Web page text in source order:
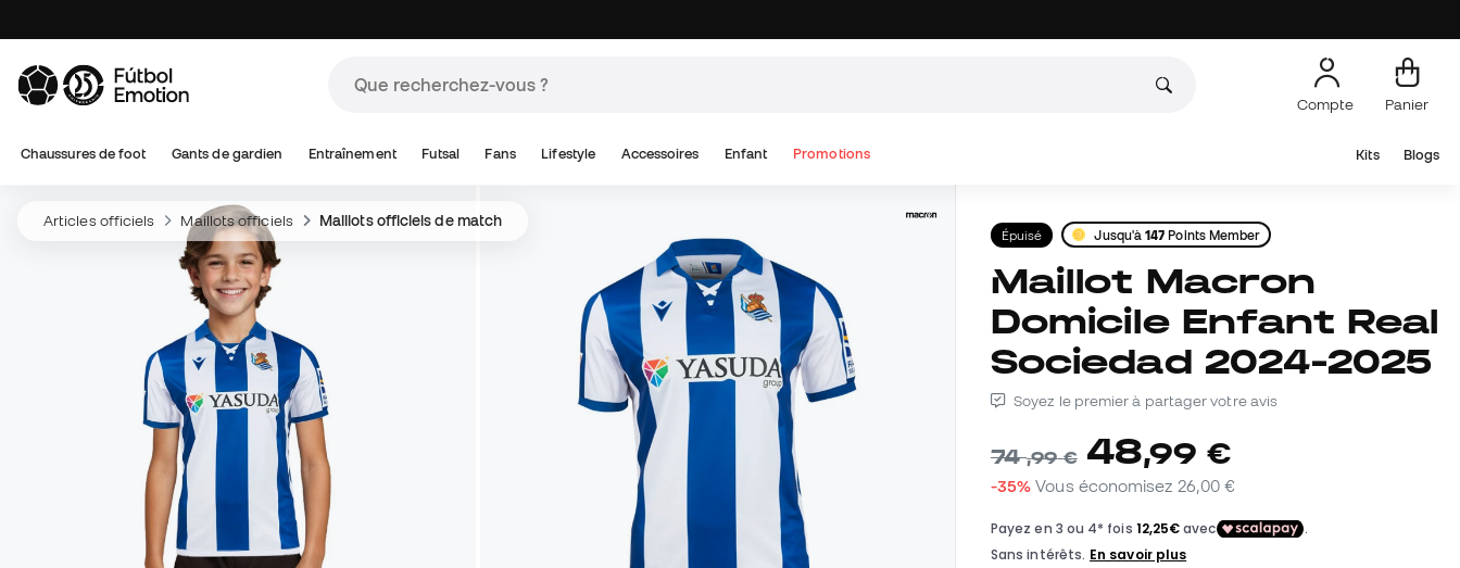
Compte Panier
Chaussures de foot Gants de gardien Entraînement Futsal Fans Lifestyle Accessoires Enfant Promotions Kits Blogs
Articles officiels Maillots officiels Maillots officiels de match
Épuisé Jusqu'à147 Points Member
Maillot Macron
Domicile Enfant Real
Sociedad 2024-2025
Soyez le premier à partager votre avis
74,99 € 48,99 €
-35% Vous économisez 26,00 €